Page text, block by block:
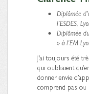
Diplômée
l’ESDES,
Diplômée
» à l’EM
J’ai toujours été
qui oubliaient
donner envie
comprend pas ou